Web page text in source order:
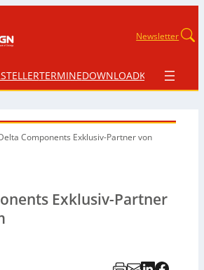
Newsletter
TERMINEDOWNLOADKONTAKT
Components Exklusiv-Partner von
Exklusiv-Partner